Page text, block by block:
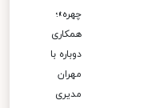
چهره»؛
همکاری
دوباره با
مهران
مدیری